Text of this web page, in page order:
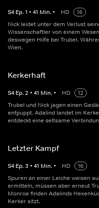
S4 Ep.1 • 41 Min. • HD
16
Nick leidet unter dem Verlust
Wissenschaftler von einem
deswegen Hilfe bei Trubel.
Wien.
Kerkerhaft
S4 Ep.2 • 41 Min. • HD
12
Trubel und Nick jagen einen
entpuppt. Adalind landet im
entdeckt eine seltsame
Letzter Kampf
S4 Ep.3 • 41 Min. • HD
16
Spuren an einer Leiche weisen
ermitteln, müssen aber erneut
Monroe finden Adalinds
Kerker sitzt.